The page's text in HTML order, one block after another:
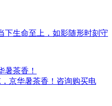
生命至上，如影随形时刻守
暑茶香！
京华暑茶香！咨询购买电